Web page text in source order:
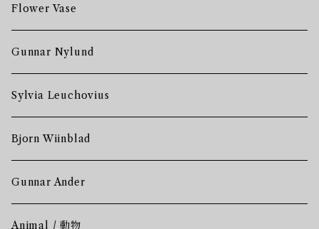
Flower Vase
Gunnar Nylund
Sylvia Leuchovius
Bjorn Wiinblad
Gunnar Ander
Animal / 動物